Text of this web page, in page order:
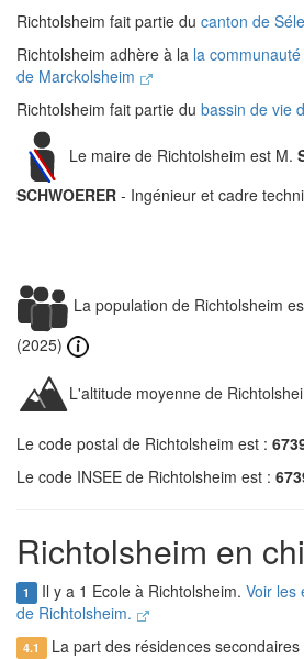
Richtolsheim fait partie du canton de
Richtolsheim adhère à la la
de Marckolsheim
Richtolsheim fait partie du bassin de vie
Le maire de Richtolsheim est M.
SCHWOERER - Ingénieur et cadre
La population de Richtolsheim
(2025)
L'altitude moyenne de
Le code postal de Richtolsheim est :
Le code INSEE de Richtolsheim est :
Richtolsheim en
1 Il y a 1 Ecole à Richtolsheim. Voir les
de Richtolsheim.
4.1 La part des résidences secondaires